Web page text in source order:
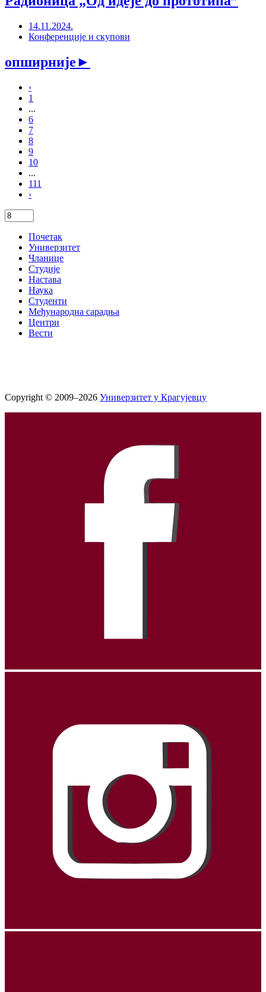
14.11.2024.
Конференције и скупови
опширније►
‹
1
...
6
7
8
9
10
...
111
›
Почетак
Универзитет
Чланице
Студије
Настава
Наука
Студенти
Међународна сарадња
Центри
Вести
Copyright © 2009–2026 Универзитет у Крагујевцу